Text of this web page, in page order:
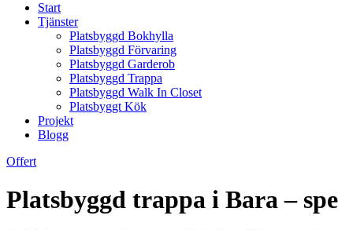
Start
Tjänster
Platsbyggd Bokhylla
Platsbyggd Förvaring
Platsbyggd Garderob
Platsbyggd Trappa
Platsbyggd Walk In Closet
Platsbyggt Kök
Projekt
Blogg
Offert
Platsbyggd trappa i Bara –